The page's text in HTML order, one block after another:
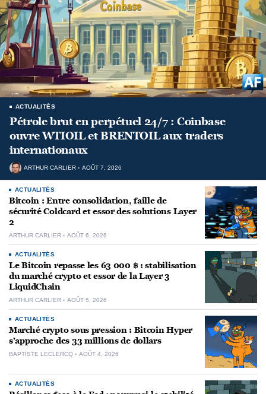
ACTUALITÉS
Pétrole brut en perpétuel 24/7 : Coinbase
ouvre WTIOIL et BRENTOIL aux traders
internationaux
ARTHUR CARLIER AOÛT 7, 2026
ACTUALITÉS
Bitcoin : Entre consolidation, faille de
sécurité Coldcard et essor des solutions Layer
2
ARTHUR CARLIER AOÛT 6, 2026
ACTUALITÉS
Le Bitcoin repasse les 63 000 $ : stabilisation
du marché crypto et essor de la Layer 3
LiquidChain
ARTHUR CARLIER AOÛT 5, 2026
ACTUALITÉS
Marché crypto sous pression : Bitcoin Hyper
s’approche des 33 millions de dollars
BAPTISTE LECLERCQ AOÛT 4, 2026
ACTUALITÉS